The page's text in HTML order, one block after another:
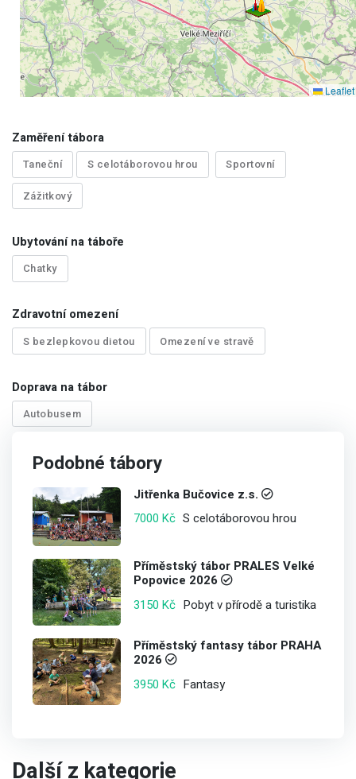
Podobné tábory
Jitřenka Bučovice z.s.
7000 Kč S celotáborovou hrou
Příměstský tábor PRALES Velké
Popovice 2026
3150 Kč Pobyt v přírodě a turistika
Příměstský fantasy tábor PRAHA
2026
3950 Kč Fantasy
Leaflet
Zaměření tábora
Taneční S celotáborovou hrou Sportovní
Zážitkový
Ubytování na táboře
Chatky
Zdravotní omezení
S bezlepkovou dietou Omezení ve stravě
Doprava na tábor
Autobusem
Další z kategorie